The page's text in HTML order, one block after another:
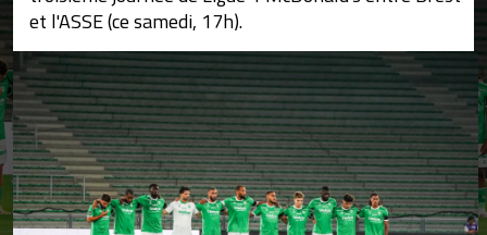
et l'ASSE (ce samedi, 17h).